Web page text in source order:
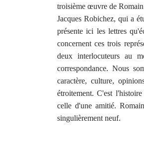
troisième œuvre de
Jacques Robichez, qui a
présente ici les lettres
concernent ces trois
deux interlocuteurs au
correspondance. Nous
caractère, culture,
étroitement. C'est
celle d'une amitié.
singulièrement neuf.